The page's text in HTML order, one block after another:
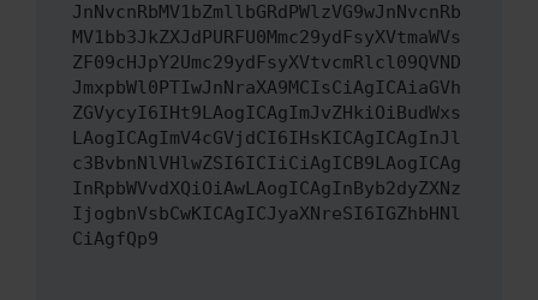
JnNvcnRbMV1bZmllbGRdPWlzVG9wJnNvcnRb
MV1bb3JkZXJdPURFU0Mmc29ydFsyXVtmaWVs
ZF09cHJpY2Umc29ydFsyXVtvcmRlcl09QVND
JmxpbWl0PTIwJnNraXA9MCIsCiAgICAiaGVh
ZGVycyI6IHt9LAogICAgImJvZHkiOiBudWxs
LAogICAgImV4cGVjdCI6IHsKICAgICAgInJl
c3BvbnNlVHlwZSI6ICIiCiAgICB9LAogICAg
InRpbWVvdXQiOiAwLAogICAgInByb2dyZXNz
IjogbnVsbCwKICAgICJyaXNreSI6IGZhbHNl
CiAgfQp9